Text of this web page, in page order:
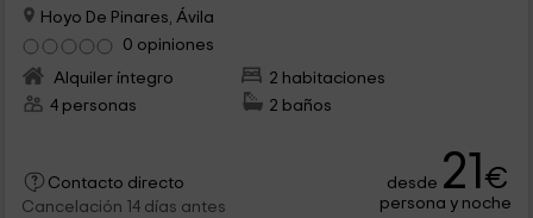
Hoyo De Pinares, Ávila
0 opiniones
Alquiler íntegro
2 habitaciones
4 personas
2 baños
Contacto directo
Cancelación 14 días antes
desde 21€
persona y noche